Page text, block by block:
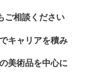
相談ください
キャリアを積み
美術品を中心に